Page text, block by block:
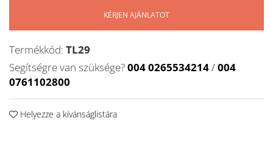
KÉRJEN AJÁNLATOT
Termékkód: TL29
Segítségre van szüksége?004 0265534214/004
0761102800
Helyezze a kívánságlistára